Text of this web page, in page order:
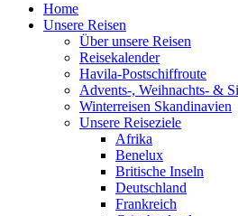
Home
Unsere Reisen
Über unsere Reisen
Reisekalender
Havila-Postschiffroute
Advents-, Weihnachts- &
Winterreisen Skandinavien
Unsere Reiseziele
Afrika
Benelux
Britische Inseln
Deutschland
Frankreich